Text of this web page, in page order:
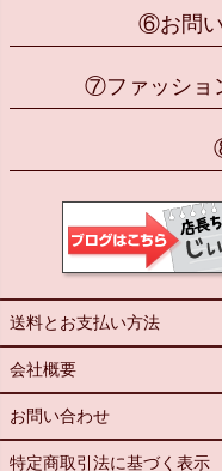
⑥お問い
⑦ファッショ
送料とお支払い方法
会社概要
お問い合わせ
特定商取引法に基づく表示